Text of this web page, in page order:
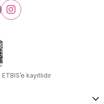
kayıtlıdır